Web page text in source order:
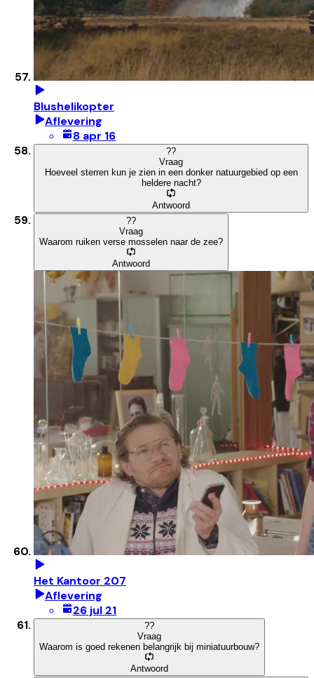
Blushelikopter
Aflevering
8 apr 16
??
Vraag
Hoeveel sterren kun je zien in een donker natuurgebied op een
heldere nacht?
Antwoord
??
Vraag
Waarom ruiken verse mosselen naar de zee?
Antwoord
Het Kantoor 207
Aflevering
26 jul 21
??
Vraag
Waarom is goed rekenen belangrijk bij miniatuurbouw?
Antwoord